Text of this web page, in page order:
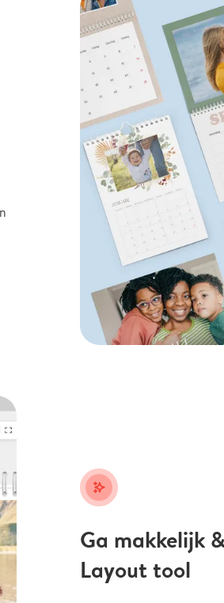
stars_plus
Ga makkelijk
Layout tool